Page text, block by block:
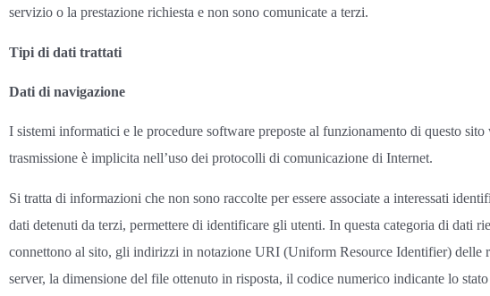
servizio o la prestazione richiesta e non sono comunicate a terzi.
Tipi di dati trattati
Dati di navigazione
I sistemi informatici e le procedure software preposte al funzionamento di questo
trasmissione è implicita nell’uso dei protocolli di comunicazione di Internet.
Si tratta di informazioni che non sono raccolte per essere associate a interessati
dati detenuti da terzi, permettere di identificare gli utenti. In questa categoria di
connettono al sito, gli indirizzi in notazione URI (Uniform Resource Identifier) delle
server, la dimensione del file ottenuto in risposta, il codice numerico indicante lo